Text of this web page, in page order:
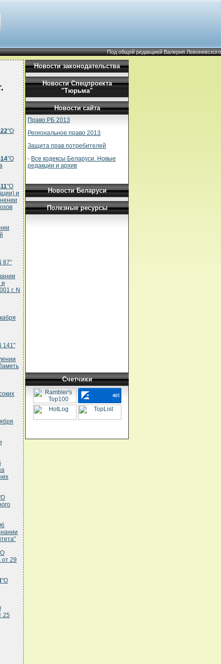
Под общей редакцией Валерия Левоневского
"О
"О
"О
и
87"
и
г. N
141"
от 29
"О
25
Новости законодательства
Новости Спецпроекта
"Тюрьма"
Новости сайта
Право РБ 2013
Региональное право 2013
Защита прав потребителей
- Все кодексы Беларуси. Новые
редакции и архив
Новости Беларуси
Полезные ресурсы
Счетчики